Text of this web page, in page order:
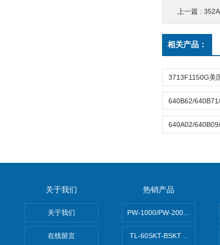
上一篇 :
相关产品：
关于我们
关于我们
在线留言
热销产品
PW-1000/PW-
TL-60SKT-BSKTC张力控制器